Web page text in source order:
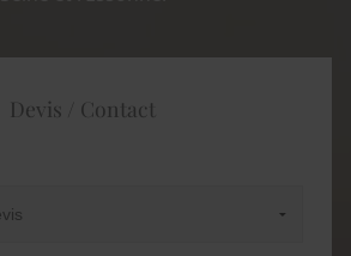
Devis / Contact